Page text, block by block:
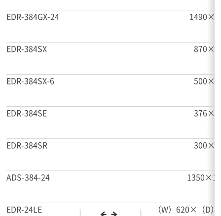
EDR-384GX-24
EDR-384SX
EDR-384SX-6
EDR-384SE
EDR-384SR
ADS-384-24
EDR-24LE （W）620×（D